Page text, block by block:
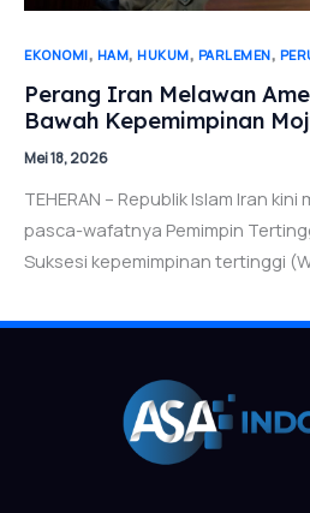
EKONOMI, HAM, HUKUM, PARLEMEN,
Perang Iran Melawan
Bawah Kepemimpinan
Mei 18, 2026
TEHERAN – Republik Islam Iran
pasca-wafatnya Pemimpin
Suksesi kepemimpinan tertinggi